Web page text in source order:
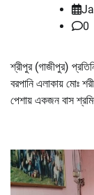
0
শ্রীপুর (গাজীপুর)
বরপানি এলাকায় মোঃ
পেশায় একজন বাস